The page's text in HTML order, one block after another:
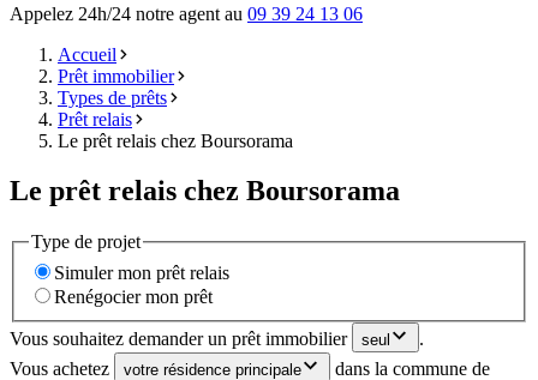
Appelez 24h/24 notre agent au 09 39 24 13 06
Accueil
Prêt immobilier
Types de prêts
Prêt relais
Le prêt relais chez Boursorama
Le prêt relais chez Boursorama
Type de projet
Simuler mon prêt relais
Renégocier mon prêt
Vous souhaitez demander un prêt immobilier seul
.
Vous achetez
votre résidence principale dans la commune de